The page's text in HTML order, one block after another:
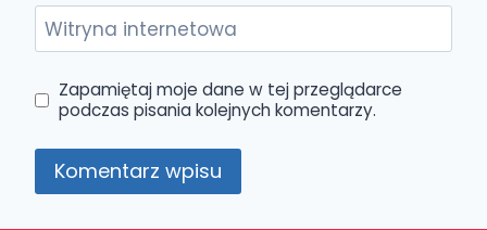
Witryna internetowa
Zapamiętaj moje dane w tej przeglądarce
podczas pisania kolejnych komentarzy.